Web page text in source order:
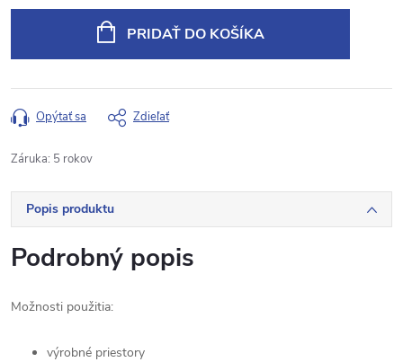
PRIDAŤ DO KOŠÍKA
Opýtať sa Zdieľať
Záruka: 5 rokov
Popis produktu
Podrobný popis
Možnosti použitia:
výrobné priestory